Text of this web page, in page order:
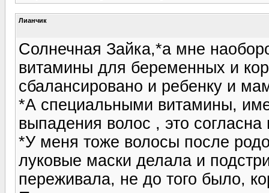
Лианчик
Солнечная Зайка,*а мне
витамины для беременных и
сбалансировано и ребенку и
*А специальными витамины,
выпадения волос , это согласна
*У меня тоже волосы после
луковые маски делала и
переживала, не до того было,